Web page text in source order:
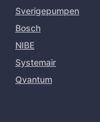
Sverigepumpen
Bosch
NIBE
Systemair
Qvantum